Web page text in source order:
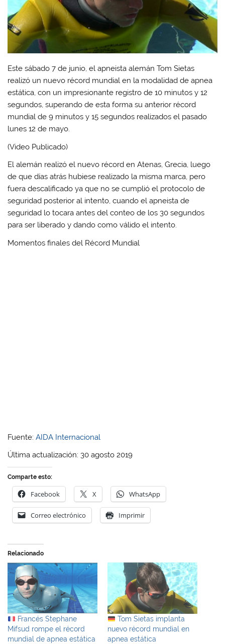
Este sábado 7 de junio, el apneista alemán Tom Sietas
realizó un nuevo récord mundial en la modalidad de apnea
estática, con un impresionante registro de 10 minutos y 12
segundos, superando de esta forma su anterior récord
mundial de 9 minutos y 15 segundos realizados el pasado
lunes 12 de mayo.
(Video Publicado)
El alemán realizó el nuevo récord en Atenas, Grecia, luego
de que días atrás hubiese realizado la misma marca, pero
fuera descalificado ya que no se cumplió el protocolo de
seguridad posterior al intento, cuando el apneista de
seguridad lo tocara antes del conteo de los 30 segundos
para ser liberado y dando como válido el intento.
Momentos finales del Récord Mundial
Fuente:AIDA Internacional
Última actualización: 30 agosto 2019
Comparte esto:
Facebook X WhatsApp
Correo electrónico Imprimir
Relacionado
Francés Stephane
Mifsud rompe el récord
mundial de apnea estática
Tom Sietas implanta
nuevo récord mundial en
apnea estática